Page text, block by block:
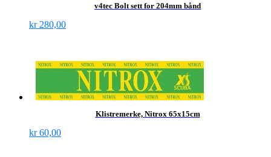
v4tec Bolt sett for 204mm bånd
kr280,00
Klistremerke, Nitrox 65x15cm
kr60,00